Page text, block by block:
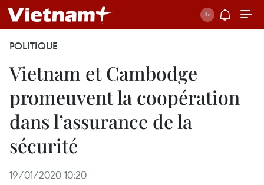
POLITIQUE
Vietnam et Cambodge
promeuvent la coopération
dans l’assurance de la
sécurité
19/01/2020 10:20